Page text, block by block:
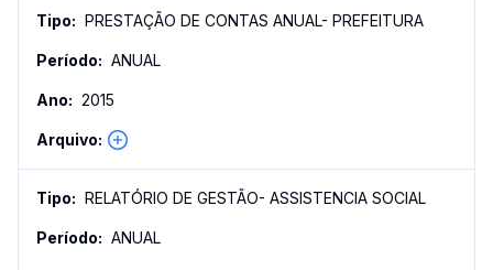
PRESTAÇÃO DE CONTAS ANUAL- PREFEITURA
ANUAL
2015
RELATÓRIO DE GESTÃO- ASSISTENCIA SOCIAL
ANUAL